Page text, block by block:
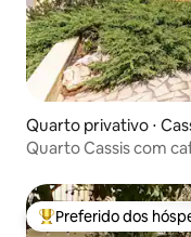
Quarto privativo ⋅
Quarto Cassis com
Entre os melhores
Preferido dos